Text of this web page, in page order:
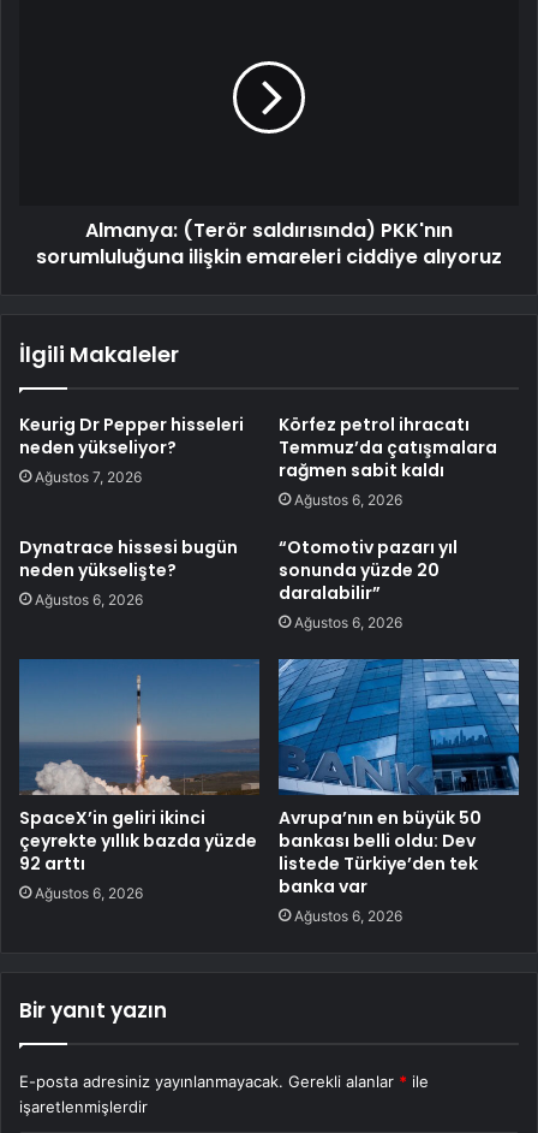
Almanya: (Terör saldırısında) PKK'nın
sorumluluğuna ilişkin emareleri ciddiye alıyoruz
İlgili Makaleler
Keurig Dr Pepper hisseleri
neden yükseliyor?
Ağustos 7, 2026
Körfez petrol ihracatı
Temmuz’da çatışmalara
rağmen sabit kaldı
Ağustos 6, 2026
Dynatrace hissesi bugün
neden yükselişte?
Ağustos 6, 2026
“Otomotiv pazarı yıl
sonunda yüzde 20
daralabilir”
Ağustos 6, 2026
SpaceX’in geliri ikinci
çeyrekte yıllık bazda yüzde
92 arttı
Ağustos 6, 2026
Avrupa’nın en büyük 50
bankası belli oldu: Dev
listede Türkiye’den tek
banka var
Ağustos 6, 2026
Bir yanıt yazın
E-posta adresiniz yayınlanmayacak. Gerekli alanlar * ile
işaretlenmişlerdir